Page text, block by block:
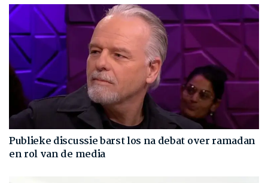
Publieke discussie barst los na debat over ramadan
en rol van de media